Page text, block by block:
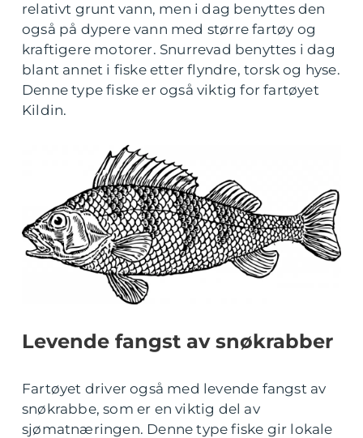
relativt grunt vann, men i dag benyttes den
også på dypere vann med større fartøy og
kraftigere motorer. Snurrevad benyttes i dag
blant annet i fiske etter flyndre, torsk og hyse.
Denne type fiske er også viktig for fartøyet
Kildin.
Levende fangst av snøkrabber
Fartøyet driver også med levende fangst av
snøkrabbe, som er en viktig del av
sjømatnæringen. Denne type fiske gir lokale